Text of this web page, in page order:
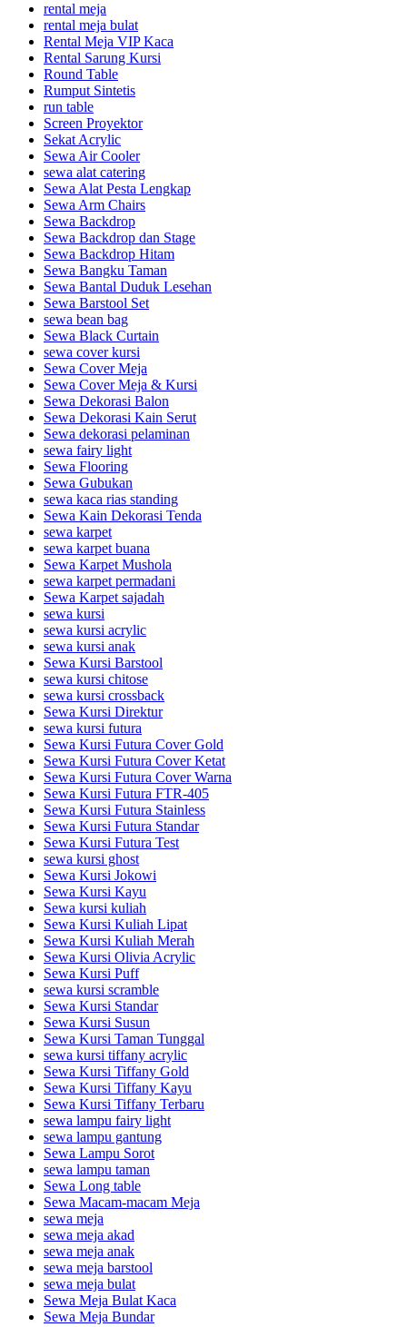
rental meja
rental meja bulat
Rental Meja VIP Kaca
Rental Sarung Kursi
Round Table
Rumput Sintetis
run table
Screen Proyektor
Sekat Acrylic
Sewa Air Cooler
sewa alat catering
Sewa Alat Pesta Lengkap
Sewa Arm Chairs
Sewa Backdrop
Sewa Backdrop dan Stage
Sewa Backdrop Hitam
Sewa Bangku Taman
Sewa Bantal Duduk Lesehan
Sewa Barstool Set
sewa bean bag
Sewa Black Curtain
sewa cover kursi
Sewa Cover Meja
Sewa Cover Meja & Kursi
Sewa Dekorasi Balon
Sewa Dekorasi Kain Serut
Sewa dekorasi pelaminan
sewa fairy light
Sewa Flooring
Sewa Gubukan
sewa kaca rias standing
Sewa Kain Dekorasi Tenda
sewa karpet
sewa karpet buana
Sewa Karpet Mushola
sewa karpet permadani
Sewa Karpet sajadah
sewa kursi
sewa kursi acrylic
sewa kursi anak
Sewa Kursi Barstool
sewa kursi chitose
sewa kursi crossback
Sewa Kursi Direktur
sewa kursi futura
Sewa Kursi Futura Cover Gold
Sewa Kursi Futura Cover Ketat
Sewa Kursi Futura Cover Warna
Sewa Kursi Futura FTR-405
Sewa Kursi Futura Stainless
Sewa Kursi Futura Standar
Sewa Kursi Futura Test
sewa kursi ghost
Sewa Kursi Jokowi
Sewa Kursi Kayu
Sewa kursi kuliah
Sewa Kursi Kuliah Lipat
Sewa Kursi Kuliah Merah
Sewa Kursi Olivia Acrylic
Sewa Kursi Puff
sewa kursi scramble
Sewa Kursi Standar
Sewa Kursi Susun
Sewa Kursi Taman Tunggal
sewa kursi tiffany acrylic
Sewa Kursi Tiffany Gold
Sewa Kursi Tiffany Kayu
Sewa Kursi Tiffany Terbaru
sewa lampu fairy light
sewa lampu gantung
Sewa Lampu Sorot
sewa lampu taman
Sewa Long table
Sewa Macam-macam Meja
sewa meja
sewa meja akad
sewa meja anak
sewa meja barstool
sewa meja bulat
Sewa Meja Bulat Kaca
Sewa Meja Bundar